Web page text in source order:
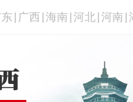
广西 海南 河北 河南